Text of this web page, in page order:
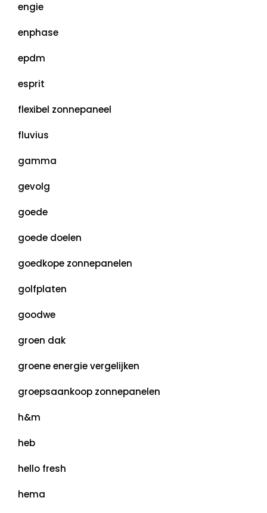
engie
enphase
epdm
esprit
flexibel zonnepaneel
fluvius
gamma
gevolg
goede
goede doelen
goedkope zonnepanelen
golfplaten
goodwe
groen dak
groene energie vergelijken
groepsaankoop zonnepanelen
h&m
heb
hello fresh
hema